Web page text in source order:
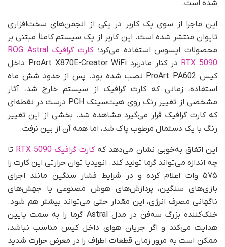
شده است.
این ماجرا از سوی یک کاربر در یکی از انجمن‌های سخت‌افزاری
تایوان منتشر شده است. این کاربر از یک سیستم کاملاً مبتنی بر
محصولات ایسوس استفاده می‌کرد؛
کارت گرافیک ROG Astral
RTX 5090
در کنار مادربرد ProArt X870E-Creator WiFi داخل
کیس ProArt PA602 نصب شده بود. پس از حدود شش ماه
استفاده، زمانی که کارت گرافیک از سیستم خارج شد، آثار
مشخصی از تغییر رنگ روی هیت‌سینک PCH درست در نقطه‌ای
که کارت گرافیک قرار می‌گیرد مشاهده شد. بخشی از این تغییر
رنگ با یک دستمال مرطوب پاک شد، اما همه آن از بین نرفت.
این اتفاق به‌خوبی نشان می‌دهد کهکارت گرافیک RTX 5090
تا
چه اندازه می‌تواند گرما تولید کند. انویدیا توان حرارتی این کارت را
۵۷۵ وات اعلام کرده و در شرایط فشار سنگین مانند اجرای
بازی‌های سنگین، پردازش‌های هوش مصنوعی یا جهش‌های
ناگهانی مصرف انرژی، این مقدار حتی می‌تواند بیشتر هم شود.
خنک‌کننده بزرگ سه‌فن در مدل Astral گرما را به سمت پایین
هدایت می‌کند و اگر جریان هوای داخل کیس مناسب نباشد،
ممکن است به مرور زمان قطعات اطراف را در معرض حرارت شدید